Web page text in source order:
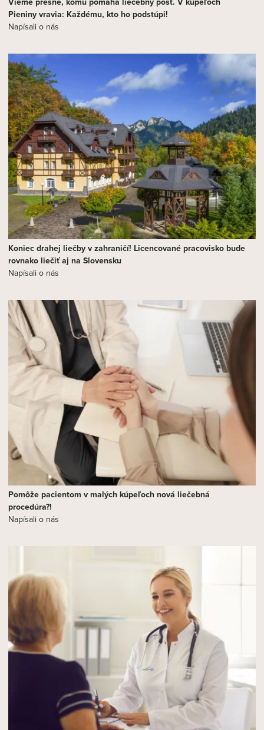
Pieniny vravia: Každému, kto ho podstúpi!
Napísali o nás
Koniec drahej liečby v zahraničí! Licencované pracovisko bude
rovnako liečiť aj na Slovensku
Napísali o nás
Pomôže pacientom v malých kúpeľoch nová liečebná
procedúra?!
Napísali o nás